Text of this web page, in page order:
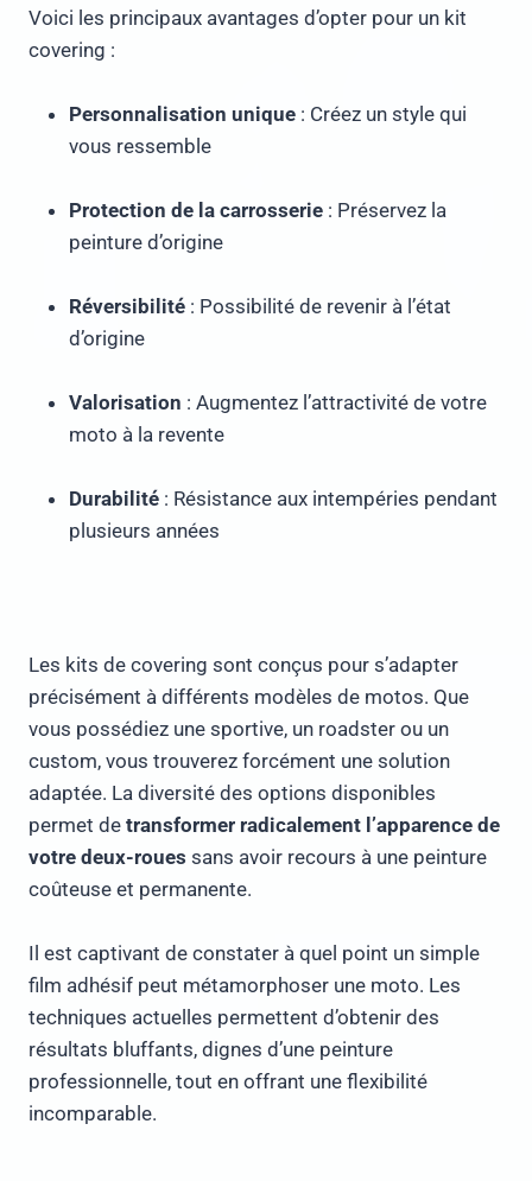
Voici les principaux avantages d’opter pour un kit
covering :
Personnalisation unique : Créez un style qui
vous ressemble
Protection de la carrosserie : Préservez la
peinture d’origine
Réversibilité : Possibilité de revenir à l’état
d’origine
Valorisation : Augmentez l’attractivité de votre
moto à la revente
Durabilité : Résistance aux intempéries pendant
plusieurs années
Les kits de covering sont conçus pour s’adapter
précisément à différents modèles de motos. Que
vous possédiez une sportive, un roadster ou un
custom, vous trouverez forcément une solution
adaptée. La diversité des options disponibles
permet de transformer radicalement l’apparence de
votre deux-roues sans avoir recours à une peinture
coûteuse et permanente.
Il est captivant de constater à quel point un simple
film adhésif peut métamorphoser une moto. Les
techniques actuelles permettent d’obtenir des
résultats bluffants, dignes d’une peinture
professionnelle, tout en offrant une flexibilité
incomparable.